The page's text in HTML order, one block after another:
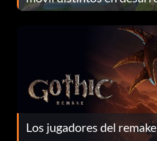
continuación te
Los jugadores del